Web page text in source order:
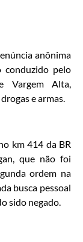
anônima
conduzido pelo
Vargem Alta,
e armas.
km 414 da BR
que não foi
ordem na
busca pessoal
sido negado.